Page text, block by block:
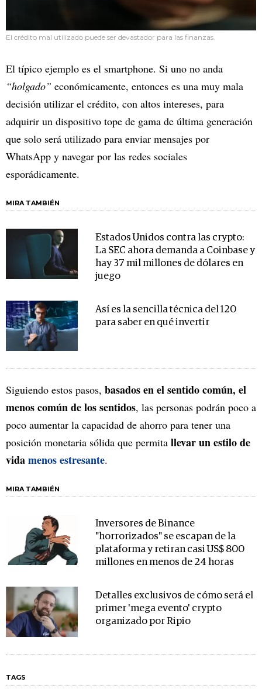
El crédito mal utilizado puede ser devastador para las finanzas.
El típico ejemplo es el smartphone. Si uno no anda
“holgado” económicamente, entonces es una muy mala
decisión utilizar el crédito, con altos intereses, para
adquirir un dispositivo tope de gama de última generación
que solo será utilizado para enviar mensajes por
WhatsApp y navegar por las redes sociales
esporádicamente.
MIRA TAMBIÉN
Estados Unidos contra las crypto:
La SEC ahora demanda a Coinbase y
hay 37 mil millones de dólares en
juego
Así es la sencilla técnica del 120
para saber en qué invertir
Siguiendo estos pasos, basados en el sentido común, el
menos común de los sentidos, las personas podrán poco a
poco aumentar la capacidad de ahorro para tener una
posición monetaria sólida que permita llevar un estilo de
vidamenos estresante.
MIRA TAMBIÉN
Inversores de Binance
"horrorizados" se escapan de la
plataforma y retiran casi US$ 800
millones en menos de 24 horas
Detalles exclusivos de cómo será el
primer 'mega evento' crypto
organizado por Ripio
TAGS